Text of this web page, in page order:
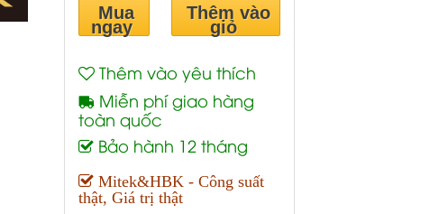
Mua
ngay
Thêm vào
giỏ
Thêm vào yêu thích
Miễn phí giao hàng
toàn quốc
Bảo hành 12 tháng
Mitek&HBK - Công suất
thật, Giá trị thật